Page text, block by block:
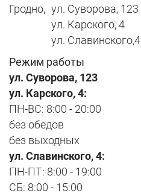
Гродно, ул. Суворова, 123
ул. Карского, 4
ул. Славинского,4
Режим работы
ул. Суворова, 123
ул. Карского, 4:
ПН-ВС: 8:00 - 20:00
без обедов
без выходных
ул. Славинского, 4:
ПН-ПТ: 8:00 - 19:00
СБ: 8:00 - 15:00